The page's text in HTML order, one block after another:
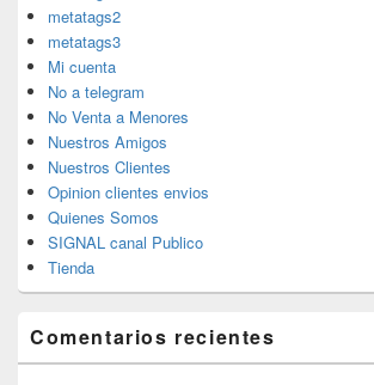
metatags2
metatags3
Mi cuenta
No a telegram
No Venta a Menores
Nuestros Amigos
Nuestros Clientes
Opinion clientes envios
Quienes Somos
SIGNAL canal Publico
Tienda
Comentarios recientes